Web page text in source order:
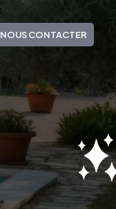
NOUS CONTACTER